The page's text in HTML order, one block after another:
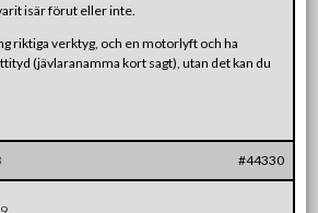
isär förut eller inte.
riktiga verktyg, och en motorlyft och ha
(jävlaranamma kort sagt), utan det kan du
#44330